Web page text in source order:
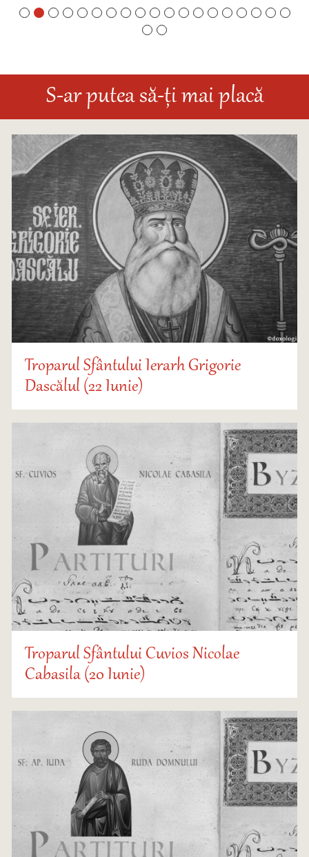
S-ar putea să-ți mai placă
Troparul Sfântului Ierarh Grigorie
Dascălul (22 Iunie)
Troparul Sfântului Cuvios Nicolae
Cabasila (20 Iunie)